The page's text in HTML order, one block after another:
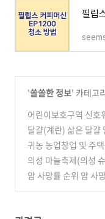
'쏠쏠한 정보' 카테고
어린이보호구역 신호
과 경감 규정 정리 (0)
달걀(계란) 삶은 달걀
콜레스테롤 등 영양성
귀농 농업창업 및 주
창업자금 주택자금
의성 마늘축제(의성
대가수 행사 일정 한
암 사망률 순위 암 사